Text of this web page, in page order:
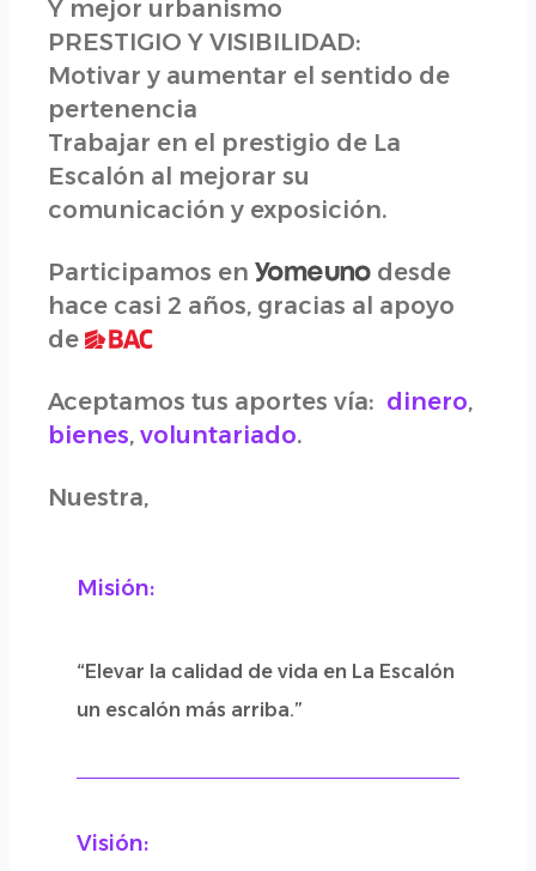
Y mejor urbanismo
PRESTIGIO Y VISIBILIDAD:
Motivar y aumentar el sentido de
pertenencia
Trabajar en el prestigio de La
Escalón al mejorar su
comunicación y exposición.
Participamos en
desde
hace casi 2 años, gracias al apoyo
de
Aceptamos tus aportes vía: dinero,
bienes, voluntariado.
Nuestra,
Misión:
“Elevar la calidad de vida en La Escalón
un escalón más arriba.”
Visión: